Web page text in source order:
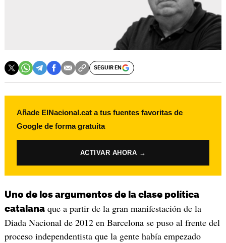
SEGUIR EN
Añade ElNacional.cat a tus fuentes favoritas de
Google de forma gratuita
ACTIVAR AHORA →
Uno de los argumentos de la clase política
catalanaque a partir de la gran manifestación de la
Diada Nacional de 2012 en Barcelona se puso al frente del
proceso independentista que la gente había empezado